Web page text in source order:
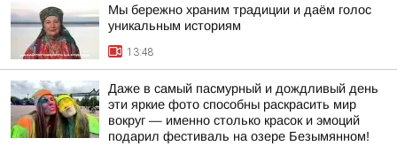
Мы бережно храним традиции и даём голос
уникальным историям
13:48
Даже в самый пасмурный и дождливый день
эти яркие фото способны раскрасить мир
вокруг — именно столько красок и эмоций
подарил фестиваль на озере Безымянном!